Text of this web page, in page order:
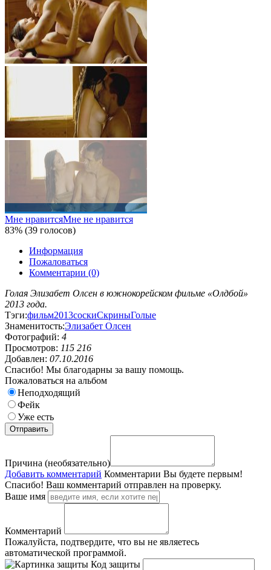
Мне нравитсяМне не нравится
83% (39 голосов)
Информация
Пожаловаться
Комментарии (0)
Голая Элизабет Олсен в южнокорейском фильме «Олдбой»
2013 года.
Тэги:фильм2013соскиСкриныГолые
Знаменитость:Элизабет Олсен
Фотографий: 4
Просмотров: 115 216
Добавлен: 07.10.2016
Спасибо! Мы благодарны за вашу помощь.
Пожаловаться на альбом
Неподходящий
Фейк
Уже есть
Причина (необязательно)
Добавить комментарий Комментарии Вы будете первым!
Спасибо! Ваш комментарий отправлен на проверку.
Ваше имя
Комментарий
Пожалуйста, подтвердите, что вы не являетесь
автоматической программой.
Код защиты